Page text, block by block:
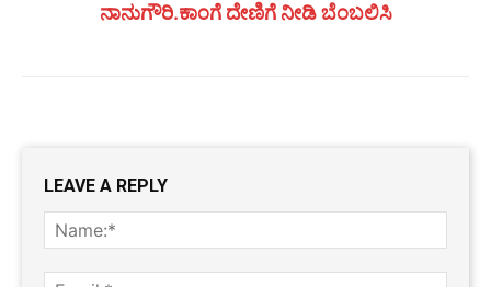
ನಾನುಗೌರಿ.ಕಾಂಗೆ ದೇಣಿಗೆ ನೀಡಿ ಬೆಂಬಲಿಸಿ
LEAVE A REPLY